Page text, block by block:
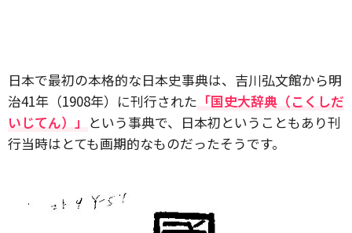
日本で最初の本格的な日本史事典は、吉川弘文館から明
治41年（1908年）に刊行された 「国史大辞典（こくしだ
いじてん）」 という事典で、日本初ということもあり刊
行当時はとても画期的なものだったそうです。